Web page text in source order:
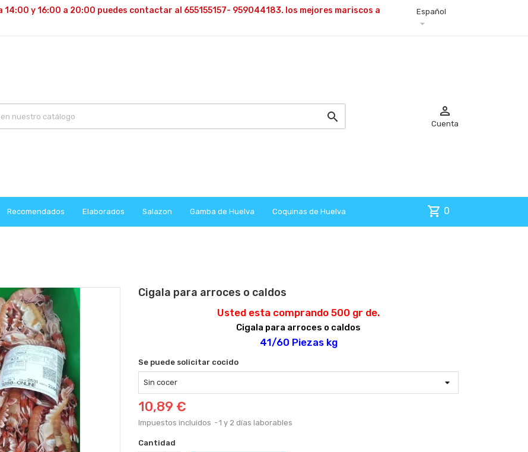
14:00 y 16:00 a 20:00 puedes contactar al 655155157- 959044183. los mejores mariscos a
Español

 
Cuenta
Recomendados Elaborados Salazon Gamba de Huelva Coquinas de Huelva shopping_cart 0
Cigala para arroces o caldos
Usted esta comprando 500 gr de.
Cigala para arroces o caldos
41/60 Piezas kg
Se puede solicitar cocido
10,89 €
Impuestos incluidos 1 y 2 días laborables
Cantidad